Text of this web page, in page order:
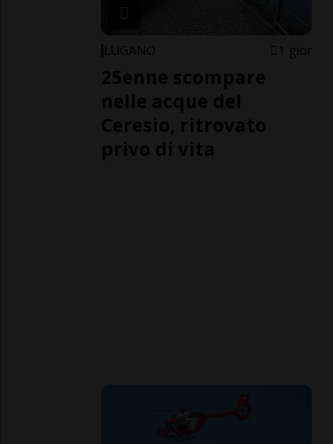
LUGANO 1 gior
25enne scompare
nelle acque del
Ceresio, ritrovato
privo di vita